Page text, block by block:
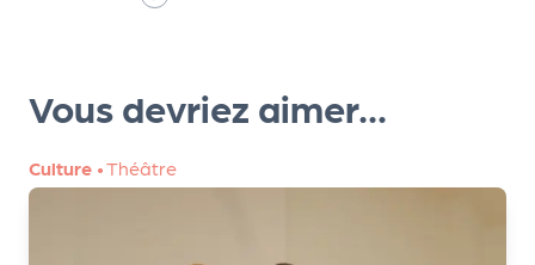
Vous devriez aimer...
Culture •Théâtre
s
o
r
g